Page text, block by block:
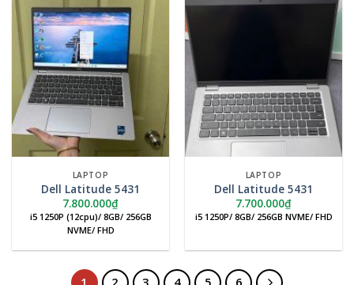
LAPTOP
Dell Latitude 5431
7.800.000₫
i5 1250P (12cpu)/ 8GB/ 256GB
NVME/ FHD
LAPTOP
Dell Latitude 5431
7.700.000₫
i5 1250P/ 8GB/ 256GB NVME/ FHD